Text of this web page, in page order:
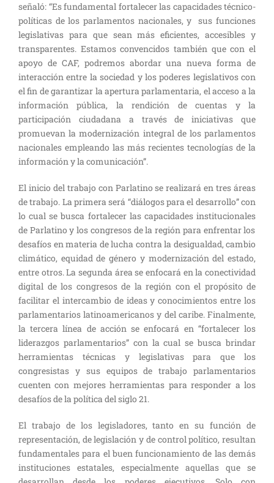
señaló: “Es fundamental fortalecer las capacidades técnico-
políticas de los parlamentos nacionales, y sus funciones
legislativas para que sean más eficientes, accesibles y
transparentes. Estamos convencidos también que con el
apoyo de CAF, podremos abordar una nueva forma de
interacción entre la sociedad y los poderes legislativos con
el fin de garantizar la apertura parlamentaria, el acceso a la
información pública, la rendición de cuentas y la
participación ciudadana a través de iniciativas que
promuevan la modernización integral de los parlamentos
nacionales empleando las más recientes tecnologías de la
información y la comunicación”.
El inicio del trabajo con Parlatino se realizará en tres áreas
de trabajo. La primera será “diálogos para el desarrollo” con
lo cual se busca fortalecer las capacidades institucionales
de Parlatino y los congresos de la región para enfrentar los
desafíos en materia de lucha contra la desigualdad, cambio
climático, equidad de género y modernización del estado,
entre otros. La segunda área se enfocará en la conectividad
digital de los congresos de la región con el propósito de
facilitar el intercambio de ideas y conocimientos entre los
parlamentarios latinoamericanos y del caribe. Finalmente,
la tercera línea de acción se enfocará en “fortalecer los
liderazgos parlamentarios” con la cual se busca brindar
herramientas técnicas y legislativas para que los
congresistas y sus equipos de trabajo parlamentarios
cuenten con mejores herramientas para responder a los
desafíos de la política del siglo 21.
El trabajo de los legisladores, tanto en su función de
representación, de legislación y de control político, resultan
fundamentales para el buen funcionamiento de las demás
instituciones estatales, especialmente aquellas que se